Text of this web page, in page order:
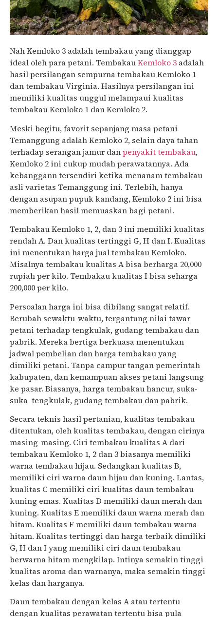
Nah Kemloko 3 adalah tembakau yang dianggap
ideal oleh para petani. TembakauKemloko 3 adalah
hasil persilangan sempurna tembakau Kemloko 1
dan tembakau Virginia. Hasilnya persilangan ini
memiliki kualitas unggul melampaui kualitas
tembakau Kemloko 1 dan Kemloko 2.
Meski begitu, favorit sepanjang masa petani
Temanggung adalah Kemloko 2, selain daya tahan
terhadap serangan jamur danpenyakit tembakau,
Kemloko 2 ini cukup mudah perawatannya. Ada
kebanggann tersendiri ketika menanam tembakau
asli varietas Temanggung ini. Terlebih, hanya
dengan asupan pupuk kandang, Kemloko 2 ini bisa
memberikan hasil memuaskan bagi petani.
Tembakau Kemloko 1, 2, dan 3 ini memiliki kualitas
rendah A. Dan kualitas tertinggi G, H dan I. Kualitas
ini menentukan harga jual tembakau Kemloko.
Misalnya tembakau kualitas A bisa berharga 20,000
rupiah per kilo. Tembakau kualitas I bisa seharga
200,000 per kilo.
Persoalan harga ini bisa dibilang sangat relatif.
Berubah sewaktu-waktu, tergantung nilai tawar
petani terhadap tengkulak, gudang tembakau dan
pabrik. Mereka bertiga berkuasa menentukan
jadwal pembelian dan harga tembakau yang
dimiliki petani. Tanpa campur tangan pemerintah
kabupaten, dan kemampuan akses petani langsung
ke pasar. Biasanya, harga tembakau hancur, suka-
suka tengkulak, gudang tembakau dan pabrik.
Secara teknis hasil pertanian, kualitas tembakau
ditentukan, oleh kualitas tembakau, dengan cirinya
masing-masing. Ciri tembakau kualitas A dari
tembakau Kemloko 1, 2 dan 3 biasanya memiliki
warna tembakau hijau. Sedangkan kualitas B,
memiliki ciri warna daun hijau dan kuning. Lantas,
kualitas C memiliki ciri kualitas daun tembakau
kuning emas. Kualitas D memiliki daun merah dan
kuning. Kualitas E memiliki daun warna merah dan
hitam. Kualitas F memiliki daun tembakau warna
hitam. Kualitas tertinggi dan harga terbaik dimiliki
G, H dan I yang memiliki ciri daun tembakau
berwarna hitam mengkilap. Intinya semakin tinggi
kualitas aroma dan warnanya, maka semakin tinggi
kelas dan harganya.
Daun tembakau dengan kelas A atau tertentu
dengan kualitas perawatan tertentu bisa pula